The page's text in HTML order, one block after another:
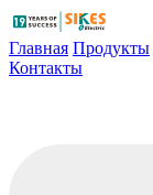
Главная Продукты
Контакты